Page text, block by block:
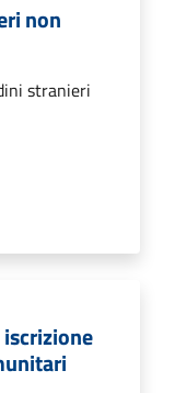
non
stranieri